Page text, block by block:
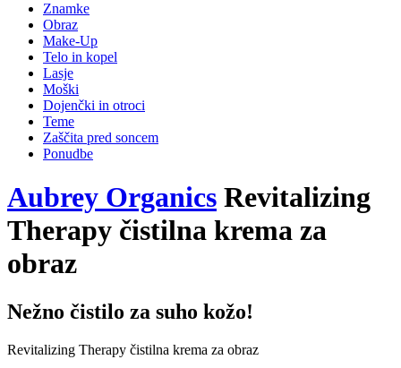
Znamke
Obraz
Make-Up
Telo in kopel
Lasje
Moški
Dojenčki in otroci
Teme
Zaščita pred soncem
Ponudbe
Aubrey Organics Revitalizing
Therapy čistilna krema za
obraz
Nežno čistilo za suho kožo!
Revitalizing Therapy čistilna krema za obraz